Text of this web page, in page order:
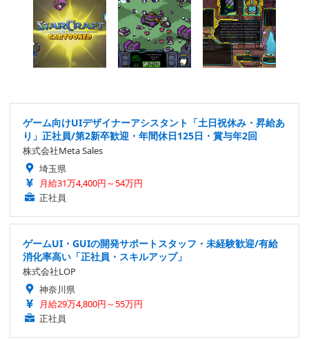
ゲーム向けUIデザイナーアシスタント「土日祝休み・昇給あ
り」正社員/第2新卒歓迎・年間休日125日・賞与年2回
株式会社Meta Sales
埼玉県
月給31万4,400円～54万円
正社員
ゲームUI・GUIの開発サポートスタッフ・未経験歓迎/有給
消化率高い「正社員・スキルアップ」
株式会社LOP
神奈川県
月給29万4,800円～55万円
正社員